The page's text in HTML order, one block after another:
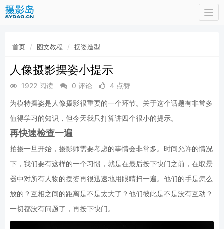
首页 图文教程 摆姿造型
人像摄影摆姿小提示
1922 阅读 0 评论 4 点赞
为模特摆姿是人像摄影很重要的一个环节。关于这个话题有非常多
值得学习的知识，但今天我只打算讲四个很小的提示。
再快速检查一遍
拍摄一旦开始，摄影师需要考虑的事情会非常多。时间允许的情况
下，我们要有这样的一个习惯，就是在最后按下快门之前，在取景
器中对所有人物的摆姿再很迅速地用眼睛扫一遍。他们的手是怎么
放的？互相之间的距离是不是太大了？他们彼此是不是没有互动？
一切都没有问题了，再按下快门。